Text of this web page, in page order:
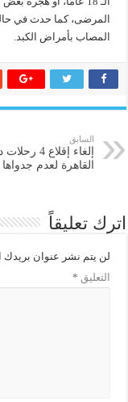
المرضى، كما حدث في
المصاب بأمراض الكبد.
السابق
إلغاء إقلاع
القاهرة لعدم جدواها
اترك تعليقاً
لن يتم نشر عنوان بريدك
التعليق *